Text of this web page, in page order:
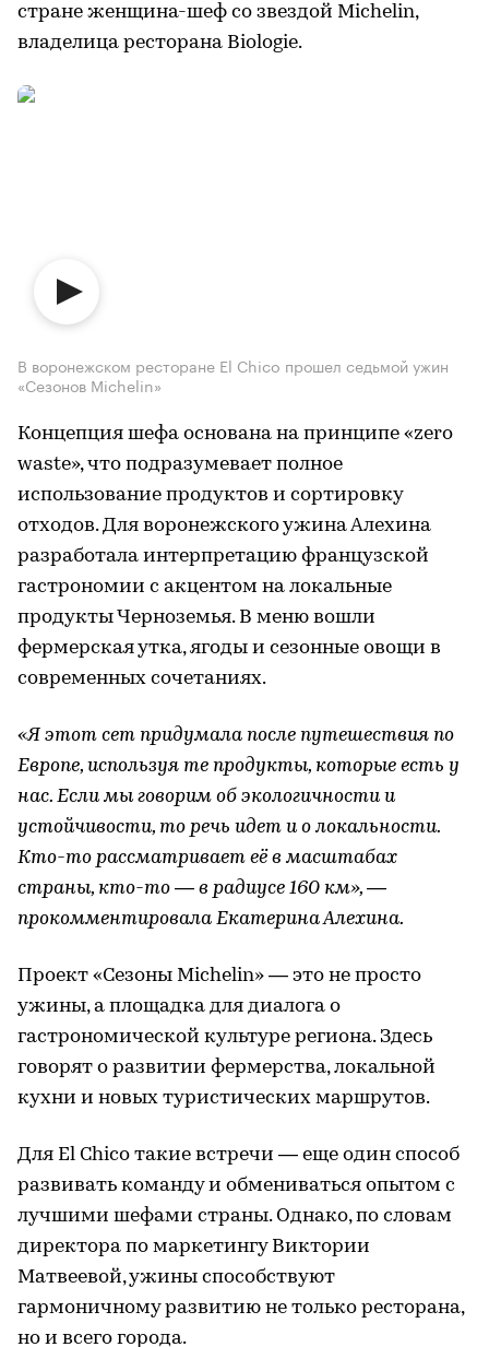
стране женщина-шеф со звездой Michelin,
владелица ресторана Biologie.
В воронежском ресторане El Chico прошел седьмой ужин
«Сезонов Michelin»
Концепция шефа основана на принципе «zero
waste», что подразумевает полное
использование продуктов и сортировку
отходов. Для воронежского ужина Алехина
разработала интерпретацию французской
гастрономии с акцентом на локальные
продукты Черноземья. В меню вошли
фермерская утка, ягоды и сезонные овощи в
современных сочетаниях.
«Я этот сет придумала после путешествия по
Европе, используя те продукты, которые есть у
нас. Если мы говорим об экологичности и
устойчивости, то речь идет и о локальности.
Кто-то рассматривает её в масштабах
страны, кто-то — в радиусе 160 км», —
прокомментировала Екатерина Алехина.
Проект «Сезоны Michelin» — это не просто
ужины, а площадка для диалога о
гастрономической культуре региона. Здесь
говорят о развитии фермерства, локальной
кухни и новых туристических маршрутов.
Для El Chico такие встречи — еще один способ
развивать команду и обмениваться опытом с
лучшими шефами страны. Однако, по словам
директора по маркетингу Виктории
Матвеевой, ужины способствуют
гармоничному развитию не только ресторана,
но и всего города.